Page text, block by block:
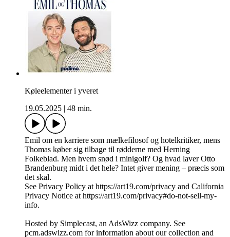
Køleelementer i yveret
19.05.2025
48 min.
Emil om en karriere som mælkefilosof og hotelkritiker, mens
Thomas køber sig tilbage til rødderne med Herning
Folkeblad. Men hvem snød i minigolf? Og hvad laver Otto
Brandenburg midt i det hele? Intet giver mening – præcis som
det skal.
See Privacy Policy at https://art19.com/privacy and California
Privacy Notice at https://art19.com/privacy#do-not-sell-my-
info.
Hosted by Simplecast, an AdsWizz company. See
pcm.adswizz.com for information about our collection and